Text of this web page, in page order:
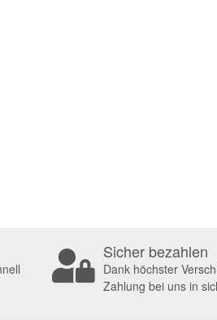
Sicher bezahlen
Dank höchster
Zahlung bei uns in